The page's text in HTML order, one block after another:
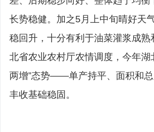
长势稳健。加之5月上中旬晴好天
稳回升，十分有利于油菜灌浆成熟
北省农业农村厅农情调度，今年湖
两增”态势——单产持平、面积和
丰收基础稳固。